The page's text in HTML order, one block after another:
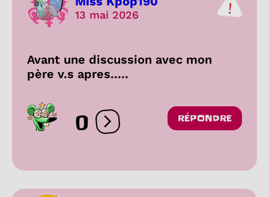
13 mai 2026
Avant une discussion avec mon
père v.s apres.....
0 Ouvrir les réactions
RÉPONDRE